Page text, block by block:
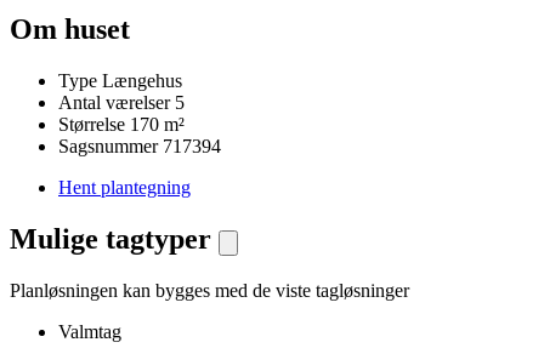
Om huset
Type Længehus
Antal værelser 5
Størrelse 170 m²
Sagsnummer 717394
Hent plantegning
Mulige tagtyper
Planløsningen kan bygges med de viste tagløsninger
Valmtag